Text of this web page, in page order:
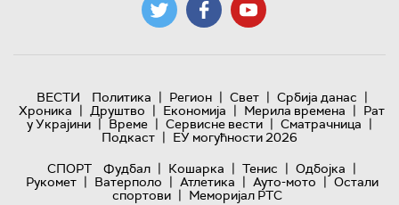
ВЕСТИ Политика | Регион | Свет | Србија данас |
Хроника | Друштво | Економија | Мерила времена | Рат
у Украјини | Време | Сервисне вести | Сматрачница |
Подкаст | ЕУ могућности 2026
СПОРТ
Фудбал | Кошарка | Тенис | Одбојка |
Рукомет | Ватерполо | Атлетика | Ауто-мото | Остали
спортови | Меморијал РТС